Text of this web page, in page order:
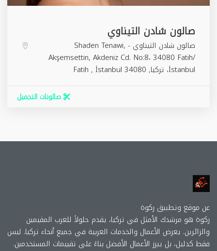
صالون شادن التيناوي
صالون شادن التيناوي - Shaden Tenawi,
Akşemsettin, Akdeniz Cd. No:8، 34080 Fatih/
İstanbul، تركيا,
Fatih , İstanbul 34080
صالونات التجميل
عن موقع وتطببق ركوة
ركوة هو مرشدك الأمثل في تركيا، يقدم حلولاً للعرب المقيمين
والزائرين. يعرض الأعمال والخدمات العربية في جميع أنحاء تركيا. ليس
فقط كدليل، بل يبرز الأعمال الأفضل بناءً على تقييمات المستخدمين.